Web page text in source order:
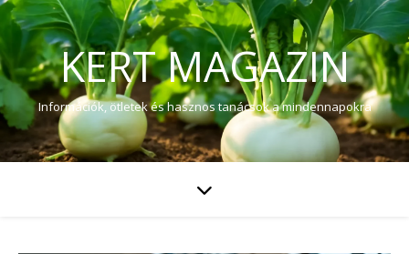
KERT MAGAZIN
Információk, ötletek és hasznos tanácsok a mindennapokra